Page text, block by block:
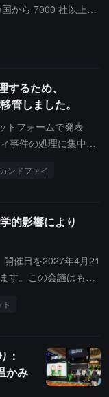
から 7000 社以上の
る周辺イベントが設
ベント週の期間中に
NEXUS スタート
、Multicoin、Maels
査員を務めます。
るため、
管しました。
トフォームで発表
事件の処理に集中し
、このイベントの引
はイベントの時間的
づいていると述べま
ントを引き渡すこと
ト実行能力を認め
報によると、Second
す。
ンドファイ
的影響により
催日を2027年4月21
す。この会議はもと
：
かみ